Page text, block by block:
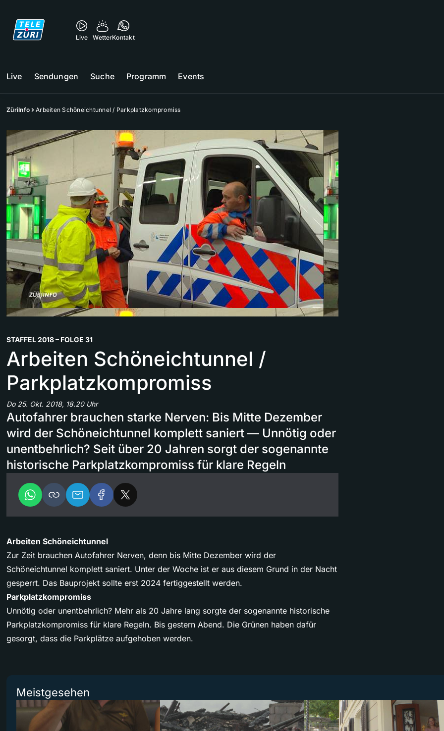
Live WetterKontakt
Live Sendungen Suche Programm Events
ZüriInfo Arbeiten Schöneichtunnel / Parkplatzkompromiss
STAFFEL 2018 – FOLGE 31
Arbeiten Schöneichtunnel /
Parkplatzkompromiss
Do 25. Okt. 2018, 18.20 Uhr
Autofahrer brauchen starke Nerven: Bis Mitte Dezember
wird der Schöneichtunnel komplett saniert — Unnötig oder
unentbehrlich? Seit über 20 Jahren sorgt der sogenannte
historische Parkplatzkompromiss für klare Regeln
Arbeiten Schöneichtunnel
Zur Zeit brauchen Autofahrer Nerven, denn bis Mitte Dezember wird der
Schöneichtunnel komplett saniert. Unter der Woche ist er aus diesem Grund in der Nacht
gesperrt. Das Bauprojekt sollte erst 2024 fertiggestellt werden.
Parkplatzkompromiss
Unnötig oder unentbehrlich? Mehr als 20 Jahre lang sorgte der sogenannte historische
Parkplatzkompromiss für klare Regeln. Bis gestern Abend. Die Grünen haben dafür
gesorgt, dass die Parkplätze aufgehoben werden.
Meistgesehen